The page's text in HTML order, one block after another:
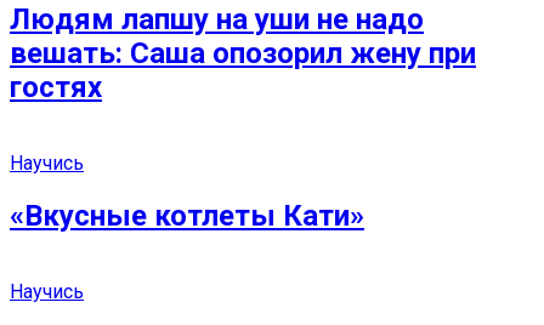
Людям лапшу на уши не надо
вешать: Саша опозорил жену при
гостях
Научись
«Вкусные котлеты Кати»
Научись